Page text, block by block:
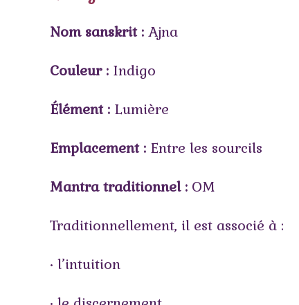
Nom sanskrit : Ajna
Couleur : Indigo
Élément : Lumière
Emplacement : Entre les sourcils
Mantra traditionnel : OM
Traditionnellement, il est associé à :
• l’intuition